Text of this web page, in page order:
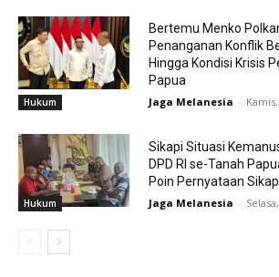
Hukum
Bertemu Menko
Penanganan Konflik
Hingga Kondisi Krisis
Papua
Jaga Melanesia -
Hukum
Sikapi Situasi
DPD RI se-Tanah
Poin Pernyataan Sikap
Jaga Melanesia -